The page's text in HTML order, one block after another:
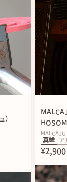
および仕様等を
収納袋
KAYARI
事
ンタンシェード
）
MALCAJU
真鍮 ア
¥2,900